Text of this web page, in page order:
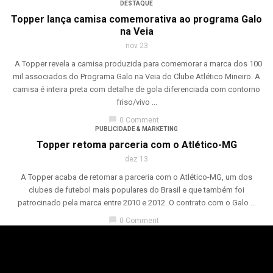
DESTAQUE
Topper lança camisa comemorativa ao programa Galo
na Veia
nov 23
A Topper revela a camisa produzida para comemorar a marca dos 100
mil associados do Programa Galo na Veia do Clube Atlético Mineiro. A
camisa é inteira preta com detalhe de gola diferenciada com contorno
friso/vivo ...
chat_bubble 0 Comment
PUBLICIDADE & MARKETING
Topper retoma parceria com o Atlético-MG
dez 13
A Topper acaba de retomar a parceria com o Atlético-MG, um dos
clubes de futebol mais populares do Brasil e que também foi
patrocinado pela marca entre 2010 e 2012. O contrato com o Galo ...
chat_bubble 0 Comment